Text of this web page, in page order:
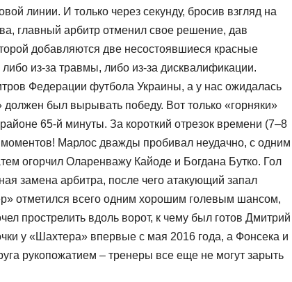
линии. И только через секунду, бросив взгляд на
главный арбитр отменил свое решение, дав
добавляются две несостоявшиеся красные
либо из-за травмы, либо из-за дисквалификации.
Федерации футбола Украины, а у нас ожидалась
был вырывать победу. Вот только «горняки»
65-й минуты. За короткий отрезок времени (7–8
моментов! Марлос дважды пробивал неудачно, с одним
огорчил Оларенважу Кайоде и Богдана Бутко. Гол
замена арбитра, после чего атакующий запал
отметился всего одним хорошим голевым шансом,
прострелить вдоль ворот, к чему был готов Дмитрий
у «Шахтера» впервые с мая 2016 года, а Фонсека и
рукопожатием – тренеры все еще не могут зарыть